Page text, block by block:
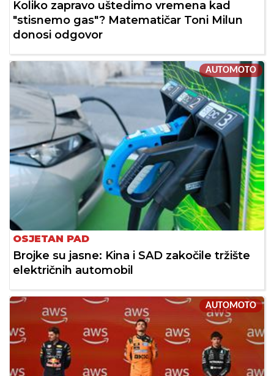
Koliko zapravo uštedimo vremena kad
"stisnemo gas"? Matematičar Toni Milun
donosi odgovor
AUTOMOTO
OSJETAN PAD
Brojke su jasne: Kina i SAD zakočile tržište
električnih automobil
AUTOMOTO